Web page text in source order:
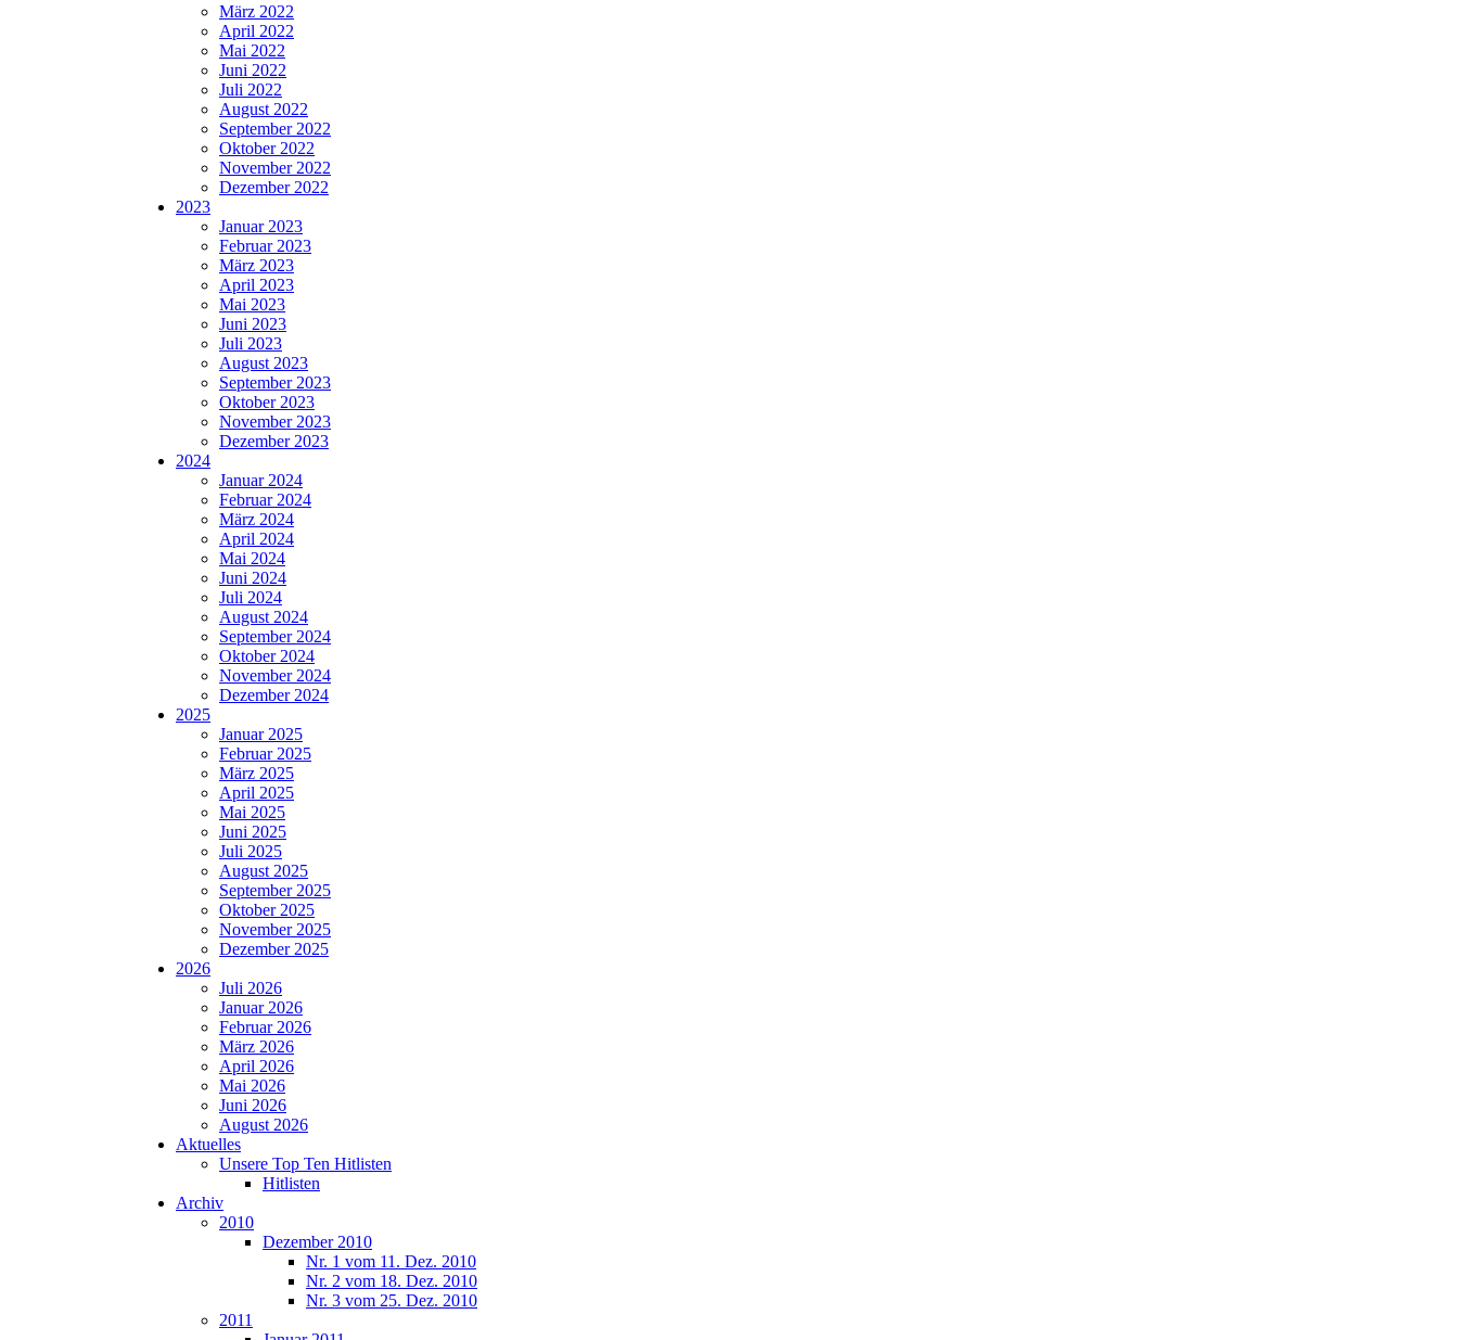
März 2022
April 2022
Mai 2022
Juni 2022
Juli 2022
August 2022
September 2022
Oktober 2022
November 2022
Dezember 2022
2023
Januar 2023
Februar 2023
März 2023
April 2023
Mai 2023
Juni 2023
Juli 2023
August 2023
September 2023
Oktober 2023
November 2023
Dezember 2023
2024
Januar 2024
Februar 2024
März 2024
April 2024
Mai 2024
Juni 2024
Juli 2024
August 2024
September 2024
Oktober 2024
November 2024
Dezember 2024
2025
Januar 2025
Februar 2025
März 2025
April 2025
Mai 2025
Juni 2025
Juli 2025
August 2025
September 2025
Oktober 2025
November 2025
Dezember 2025
2026
Juli 2026
Januar 2026
Februar 2026
März 2026
April 2026
Mai 2026
Juni 2026
August 2026
Aktuelles
Unsere Top Ten Hitlisten
Hitlisten
Archiv
2010
Dezember 2010
Nr. 1 vom 11. Dez. 2010
Nr. 2 vom 18. Dez. 2010
Nr. 3 vom 25. Dez. 2010
2011